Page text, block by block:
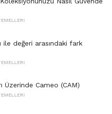
ile değeri arasındaki fark
Üzerinde Cameo (CAM)